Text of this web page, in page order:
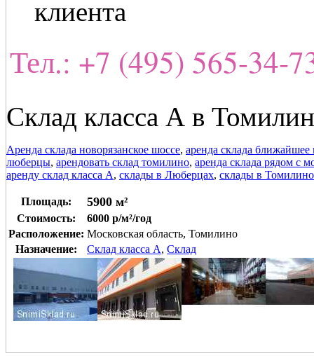
клиента
Тел.: +7 (495) 565-34-
Склад класса А в
Аренда склада новорязанское шоссе, аренда склада ближайшее
люберцы, арендовать склад томилино, аренда склада рядом с
аренду склад класса А, склады в Люберцах, склады в Томилино
Площадь: 5900 м²
Стоимость:
6000 р/м²/год
Расположение: Московская область, Томилино
Назначение:
Склад класса A, Склад